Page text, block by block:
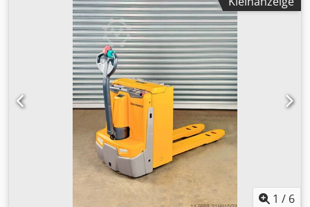
750 mm Mast Typ: Ohne Freihub: Nein Initialhub: Ja
Baubreite: 725 mm Bauhöhe: 1.300 mm Gabellänge: 1.150
mm Leergewicht: 377 kg Lastschwerpunkt: 575 mm
Bereifung: Polyurethan Modelltyp: EJE C20 Batterie Typ: Gel
Spannung: 24 V Batterie Gewicht: 196 kg Ladegerät: Ohne
1 / 6